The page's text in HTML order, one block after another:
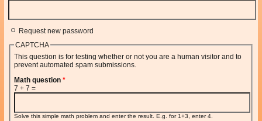
Request new password
CAPTCHA
This question is for testing whether or not you are a human visitor and to
prevent automated spam submissions.
Math question*
7 + 7 =
Solve this simple math problem and enter the result. E.g. for 1+3, enter 4.